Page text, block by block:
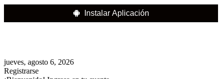
Instalar Aplicación
jueves, agosto 6, 2026
Registrarse